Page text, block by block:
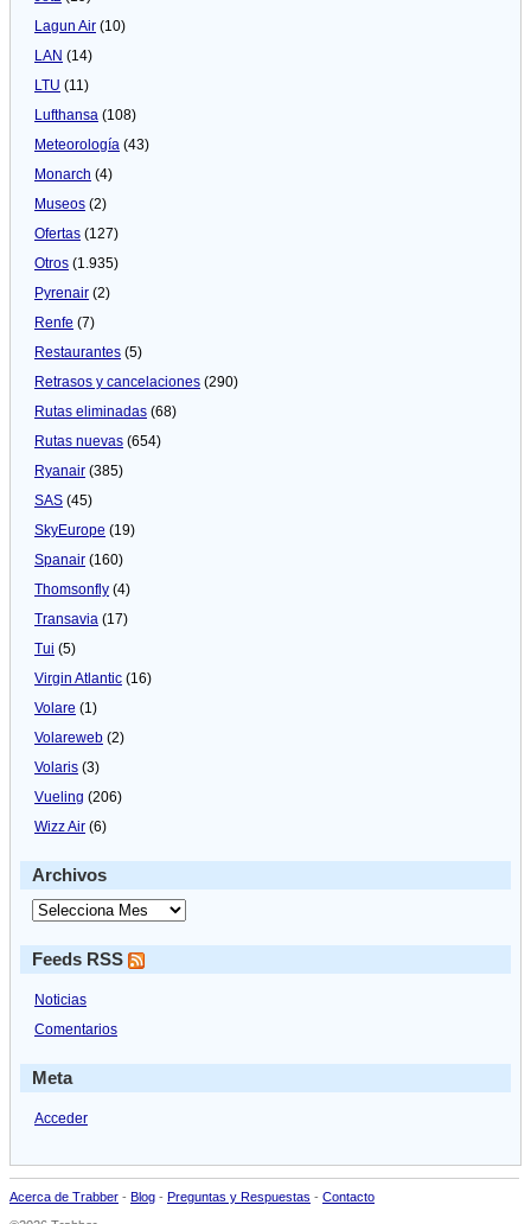
Lagun Air (10)
LAN (14)
LTU (11)
Lufthansa (108)
Meteorologí­a (43)
Monarch (4)
Museos (2)
Ofertas (127)
Otros (1.935)
Pyrenair (2)
Renfe (7)
Restaurantes (5)
Retrasos y cancelaciones (290)
Rutas eliminadas (68)
Rutas nuevas (654)
Ryanair (385)
SAS (45)
SkyEurope (19)
Spanair (160)
Thomsonfly (4)
Transavia (17)
Tui (5)
Virgin Atlantic (16)
Volare (1)
Volareweb (2)
Volaris (3)
Vueling (206)
Wizz Air (6)
Archivos
Feeds RSS
Noticias
Comentarios
Meta
Acceder
Acerca de Trabber - Blog - Preguntas y Respuestas - Contacto